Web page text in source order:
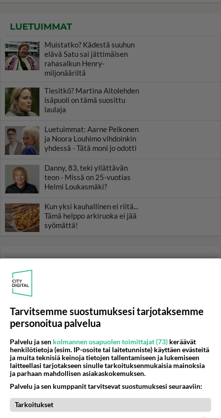
LUETUIMMAT
Muistatko? Kädestä suuhun
elävä Satu sai jättimäisen
rahasalkun Henry-
miljonääriltä
Tiesitkö? Martina Aitolehden
isäpuoli on tämä suosittu
laulaja
Luetuimmat: Aarne Pelkonen
ja Noora Louhimo vihdoinkin
yhdessä - Tätä moni jo odotti
Danny, 83, teki yllättävän
teon - Missä on 25-vuotias
Helmi Loukasmäki?
Kun yksi kauhallinen ei riitä...
Tämä helppo arkiruoka ei jää
syömättä!
Tarvitsemme suostumuksesi tarjotaksemme
personoitua palvelua
Palvelu ja sen kolmannen osapuolen toimittajat (73) keräävät
henkilötietoja (esim. IP-osoite tai laitetunniste) käyttäen evästeitä
ja muita teknisiä keinoja tietojen tallentamiseen ja lukemiseen
laitteellasi tarjotakseen sinulle tarkoituksenmukaisia mainoksia
ja parhaan mahdollisen asiakaskokemuksen.
Palvelu ja sen kumppanit tarvitsevat suostumuksesi seuraaviin:
Tarkoitukset